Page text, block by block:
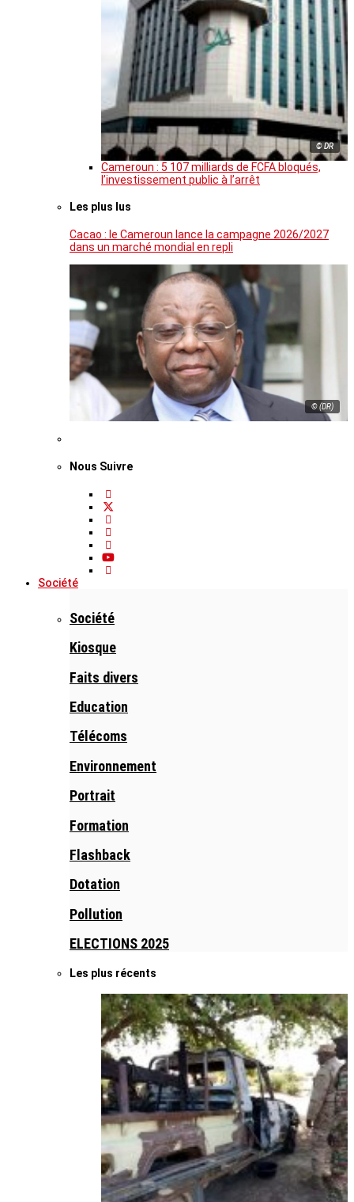
© DR
Cameroun : 5 107 milliards de FCFA bloqués,
l’investissement public à l’arrêt
Les plus lus
Cacao : le Cameroun lance la campagne 2026/2027
dans un marché mondial en repli
© (DR)
Nous Suivre
Société
Société
Kiosque
Faits divers
Education
Télécoms
Environnement
Portrait
Formation
Flashback
Dotation
Pollution
ELECTIONS 2025
Les plus récents